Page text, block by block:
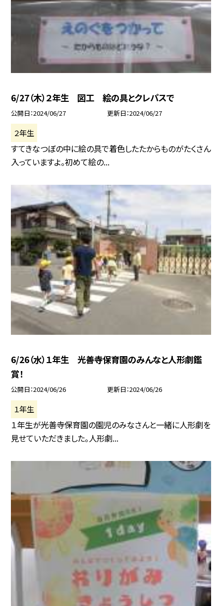
6/27（木）２年生 図工 絵の具とクレパスで
公開日 2024/06/27 更新日 2024/06/27
２年生
すてきなつぼの中に絵の具で着色したたからものがたくさん
入っていますよ。初めて絵の...
6/26（水）１年生 光善寺保育園のみんなと人形劇鑑
賞！
公開日 2024/06/26 更新日 2024/06/26
１年生
１年生が光善寺保育園の園児のみなさんと一緒に人形劇を
見せていただきました。人形劇...